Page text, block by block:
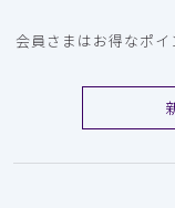
会員さまはお得なポ